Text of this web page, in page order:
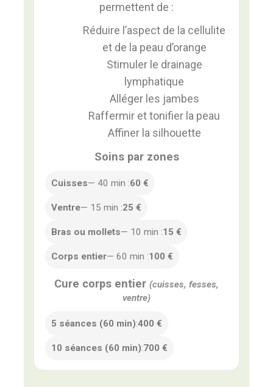
permettent de :
Réduire l’aspect de la cellulite
et de la peau d’orange
Stimuler le drainage
lymphatique
Alléger les jambes
Raffermir et tonifier la peau
Affiner la silhouette
Soins par zones
Cuisses— 40 min :60 €
Ventre— 15 min :25 €
Bras ou mollets— 10 min :15 €
Corps entier— 60 min :100 €
Cure corps entier (cuisses, fesses,
ventre)
5 séances (60 min):400 €
10 séances (60 min):700 €